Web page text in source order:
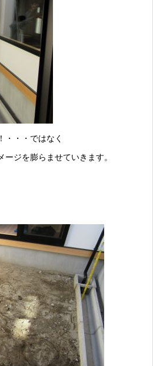
・・・ではなく
ジを膨らませていきます。